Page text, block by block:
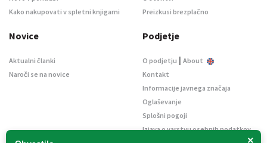
×
Kako nakupovati v spletni knjigarni
Preizkusi brezplačno
Novice
Aktualni članki
Naroči se na novice
Podjetje
O podjetju | About
Kontakt
Informacije javnega značaja
Oglaševanje
Splošni pogoji
Izjava o varstvu osebnih podatkov